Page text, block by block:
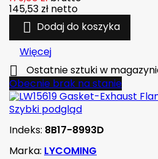
145,53 zł netto
 Dodaj do koszyka
Więcej

Ostatnie sztuki w
Obecnie brak na stanie
Szybki podgląd
Indeks: 8B17-8993D
Marka: LYCOMING